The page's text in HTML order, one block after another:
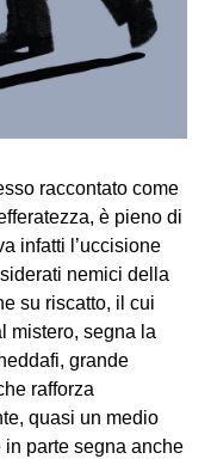
raccontato come
è pieno di
infatti l’uccisione
nemici della
su riscatto, il cui
mistero, segna la
grande
rafforza
quasi un medio
parte segna anche